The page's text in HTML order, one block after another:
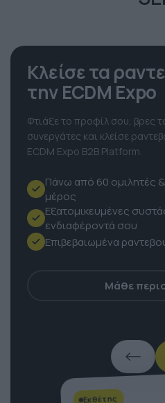
Κλείσε τα
την ECDM Expo
Φτιάξε το προφίλ σου, βρες
συνεργάτες και κλείσε
Πάνω από 60 ομιλητές &
μέρος
Εξατομικευμένες
ενδιαφέροντά σου